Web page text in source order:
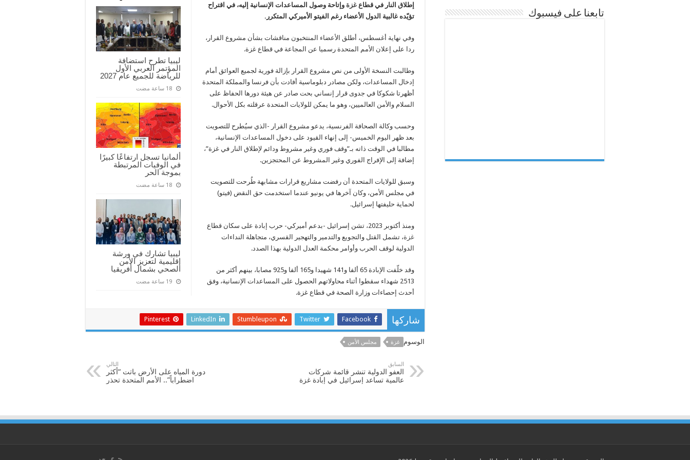
جديد
بشأن
غزة
مغلقة
ليبيا تطرح استضافة
المؤتمر العربي الأول
للرياضة للجميع عام 2027
ألمانيا تسجل ارتفاعًا كبيرًا
في الوفيات المرتبطة
بموجة الحر
ليبيا تشارك في ورشة
إقليمية لتعزيز الأمن
الصحي بشمال أفريقيا
إطلاق النار في قطاع غزة وإتاحة وصول المساعدات الإنسانية إليه، في اقتراح
تؤيّده غالبية الدول الأعضاء رغم الفيتو الأميركي المتكرر.
وفي نهاية أغسطس، أطلق الأعضاء المنتخبون مناقشات بشأن مشروع القرار،
ردا على إعلان الأمم المتحدة رسميا عن المجاعة في قطاع غزة.
وطالبت النسخة الأولى من نص مشروع القرار بإزالة فورية لجميع العوائق أمام
إدخال المساعدات، ولكن مصادر دبلوماسية أفادت بأن فرنسا والمملكة المتحدة
أظهرتا شكوكا في جدوى قرار إنساني بحت صادر عن هيئة دورها الحفاظ على
السلام والأمن العالميين، وهو ما يمكن للولايات المتحدة عرقلته بكل الأحوال.
وحسب وكالة الصحافة الفرنسية، يدعو مشروع القرار -الذي سيُطرح للتصويت
بعد ظهر اليوم الخميس- إلى إنهاء القيود على دخول المساعدات الإنسانية،
مطالبا في الوقت ذاته بـ”وقف فوري وغير مشروط ودائم لإطلاق النار في غزة”،
إضافة إلى الإفراج الفوري وغير المشروط عن المحتجزين.
وسبق للولايات المتحدة أن رفضت مشاريع قرارات مشابهة طُرحت للتصويت
في مجلس الأمن، وكان آخرها في يونيو عندما استخدمت حق النقض (فيتو)
لحماية حليفتها إسرائيل.
ومنذ أكتوبر 2023، تشن إسرائيل -بدعم أميركي- حرب إبادة على سكان قطاع
غزة، تشمل القتل والتجويع والتدمير والتهجير القسري، متجاهلة النداءات
الدولية لوقف الحرب وأوامر محكمة العدل الدولية بهذا الصدد.
وقد خلّفت الإبادة 65 ألفا و141 شهيدا و165 ألفا و925 مصابا، بينهم أكثر من
2513 شهداء سقطوا أثناء محاولاتهم الحصول على المساعدات الإنسانية، وفق
أحدث إحصاءات وزارة الصحة في قطاع غزة.
شاركها Facebook
Twitter
Stumbleupon
LinkedIn
Pinterest
الوسوم غزة مجلس الأمن
السابق
العفو الدولية تنشر قائمة شركات
عالمية تساعد إسرائيل في إبادة غزة
التالي
دورة المياه على الأرض باتت “أكثر
اضطراباً”.. الأمم المتحدة تحذر
تابعنا على فيسبوك